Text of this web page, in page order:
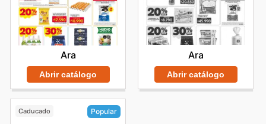
Ara
Abrir catálogo
Ara
Abrir catálogo
Caducado Popular